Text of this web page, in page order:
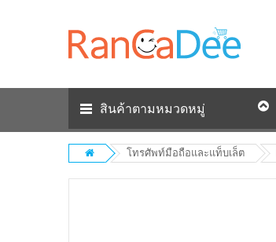
สินค้าตามหมวดหมู่
โทรศัพท์มือถือและแท็บเล็ต